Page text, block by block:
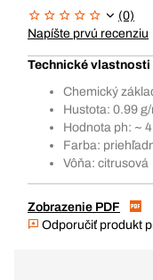
(0)
Napíšte prvú recenziu
Technické vlastnosti
Chemický
Hustota: 0.99 g/
Hodnota ph: ~
Farba:
Vôňa: citrusová
Zobrazenie PDF
Odporučiť produkt